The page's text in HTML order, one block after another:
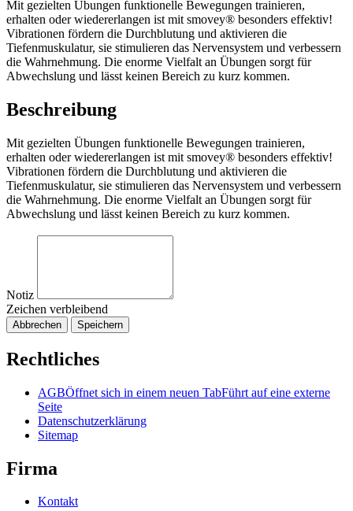
Mit gezielten Übungen funktionelle Bewegungen trainieren,
erhalten oder wiedererlangen ist mit smovey® besonders effektiv!
Vibrationen fördern die Durchblutung und aktivieren die
Tiefenmuskulatur, sie stimulieren das Nervensystem und verbessern
die Wahrnehmung. Die enorme Vielfalt an Übungen sorgt für
Abwechslung und lässt keinen Bereich zu kurz kommen.
Beschreibung
Mit gezielten Übungen funktionelle Bewegungen trainieren,
erhalten oder wiedererlangen ist mit smovey® besonders effektiv!
Vibrationen fördern die Durchblutung und aktivieren die
Tiefenmuskulatur, sie stimulieren das Nervensystem und verbessern
die Wahrnehmung. Die enorme Vielfalt an Übungen sorgt für
Abwechslung und lässt keinen Bereich zu kurz kommen.
Notiz
Zeichen verbleibend
Abbrechen Speichern
Rechtliches
AGBÖffnet sich in einem neuen TabFührt auf eine externe
Seite
Datenschutzerklärung
Sitemap
Firma
Kontakt